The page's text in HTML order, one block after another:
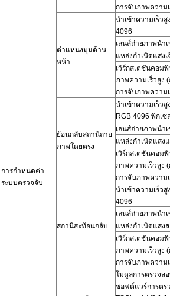
การกำหนดค่า
ระบบตรวจจับ
การจับภาพความ
ตำแหน่งมุมด้าน
หน้า
นำเข้าความเร็วสูง
4096
เลนส์ถ่ายภาพนำเ
แหล่งกำเนิดแสงเ
เวิร์กสเตชันคอม
ภาพความเร็วสูง
การจับภาพความ
ย้อนกลับสถานีถ่าย
ภาพโดยตรง
นำเข้าความเร็วสูง
RGB 4096 พิกเซ
เลนส์ถ่ายภาพนำเ
แหล่งกำเนิดแสง
เวิร์กสเตชันคอม
ภาพความเร็วสูง
การจับภาพความ
สถานีสะท้อนกลับ
นำเข้าความเร็วสูง
4096
เลนส์ถ่ายภาพนำเ
แหล่งกำเนิดแสง
เวิร์กสเตชันคอม
ภาพความเร็วสูง
การจับภาพความ
โมดูลการตรวจส
ซอฟต์แวร์การตร